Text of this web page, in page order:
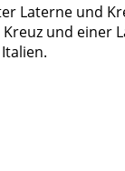
Laterne und
und einer